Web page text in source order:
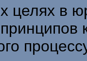
целях в